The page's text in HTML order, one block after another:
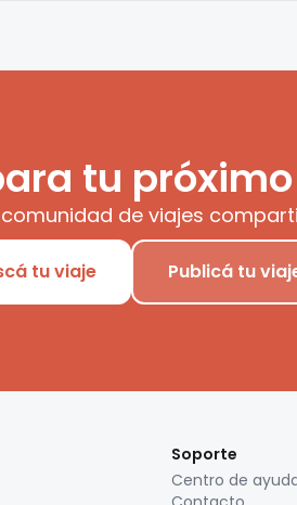
tu
de viajes
tu viaje Publicá tu
Soporte
Centro de